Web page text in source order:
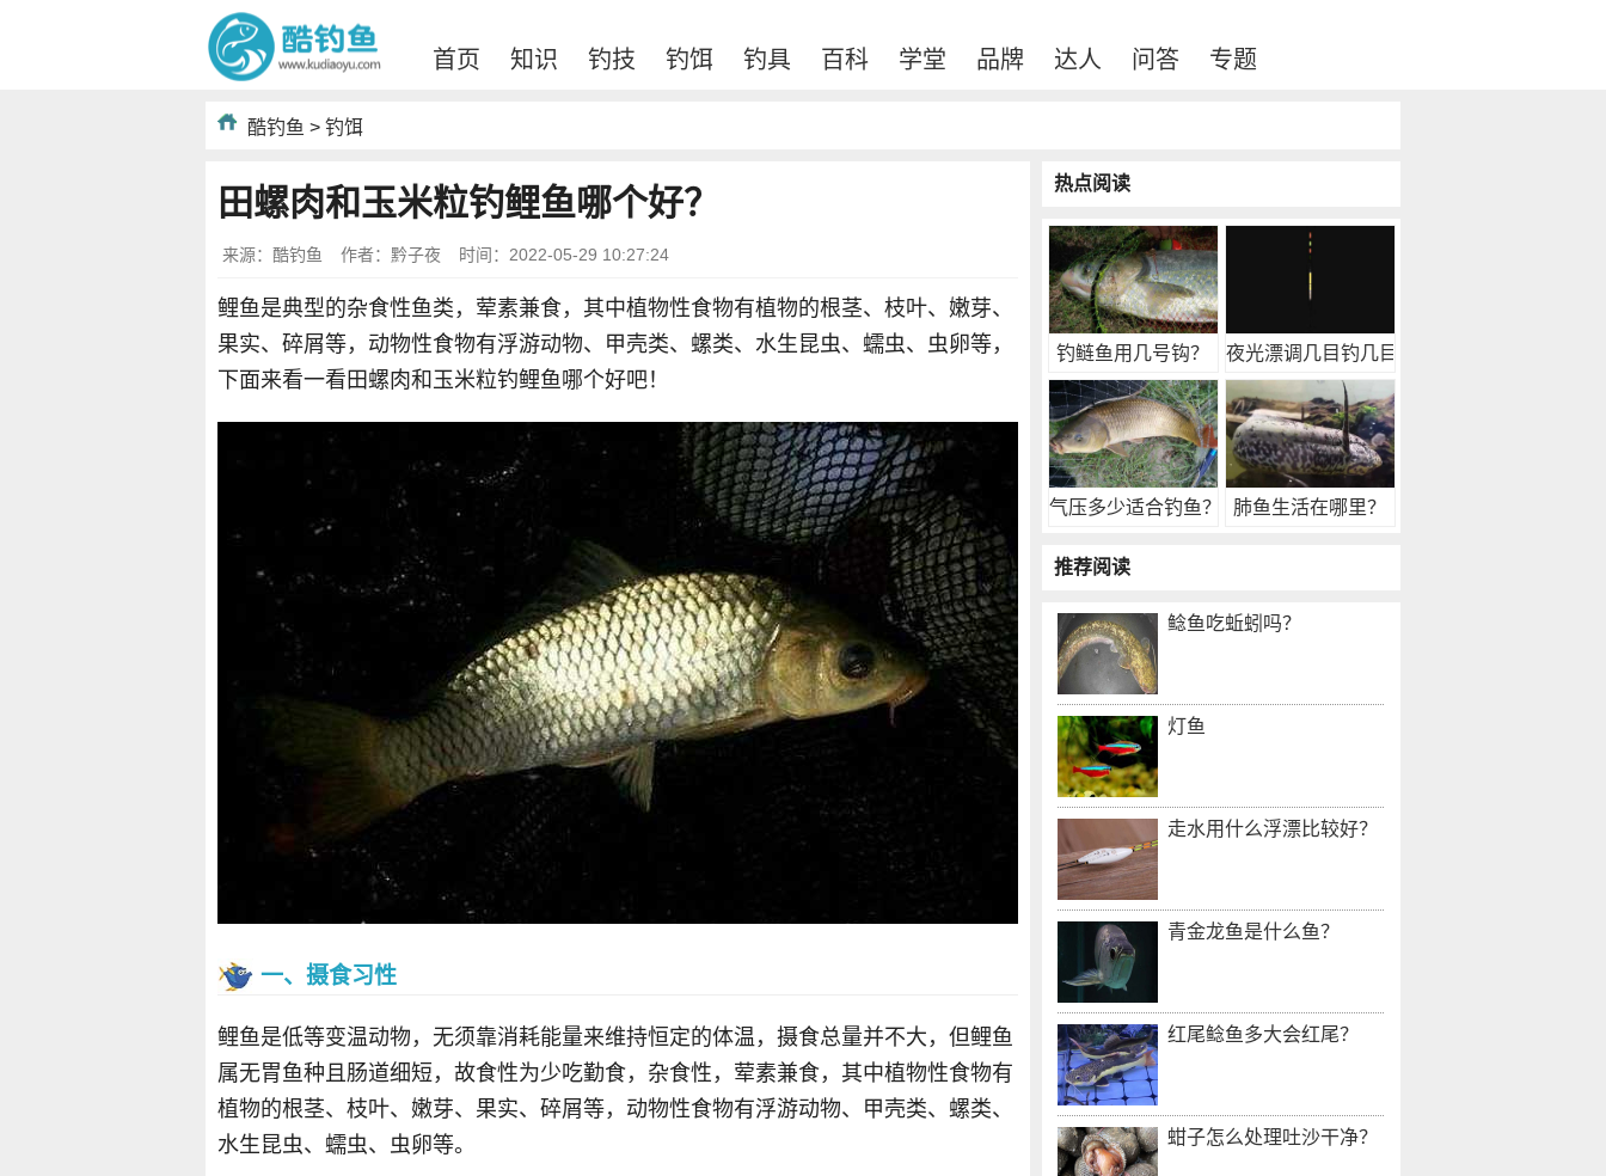
首页 知识 钓技 钓饵 钓具 百科 学堂 品牌 达人 问答 专题
酷钓鱼 > 钓饵
田螺肉和玉米粒钓鲤鱼哪个好？
来源：酷钓鱼 作者：黔子夜 时间：2022-05-29 10:27:24
鲤鱼是典型的杂食性鱼类，荤素兼食，其中植物性食物有植物的根茎、枝叶、嫩芽、
果实、碎屑等，动物性食物有浮游动物、甲壳类、螺类、水生昆虫、蠕虫、虫卵等，
下面来看一看田螺肉和玉米粒钓鲤鱼哪个好吧！
一、摄食习性
鲤鱼是低等变温动物，无须靠消耗能量来维持恒定的体温，摄食总量并不大，但鲤鱼
属无胃鱼种且肠道细短，故食性为少吃勤食，杂食性，荤素兼食，其中植物性食物有
植物的根茎、枝叶、嫩芽、果实、碎屑等，动物性食物有浮游动物、甲壳类、螺类、
水生昆虫、蠕虫、虫卵等。
热点阅读
钓鲢鱼用几号钩？ 夜光漂调几目钓几目最
气压多少适合钓鱼？ 肺鱼生活在哪里？
推荐阅读
鲶鱼吃蚯蚓吗？
灯鱼
走水用什么浮漂比较好？
青金龙鱼是什么鱼？
红尾鲶鱼多大会红尾？
蚶子怎么处理吐沙干净？